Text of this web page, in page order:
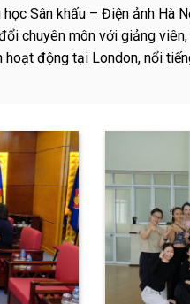
Sân khấu – Điện ảnh Hà
chuyên môn với giảng
hoạt động tại London, nổi